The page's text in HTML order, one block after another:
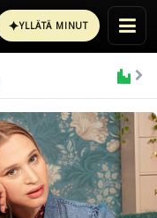
✦YLLÄTÄ MINUT